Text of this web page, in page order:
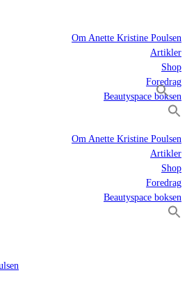
Om Anette Kristine Poulsen
Artikler
Shop
Foredrag
Beautyspace boksen
Om Anette Kristine Poulsen
Artikler
Shop
Foredrag
Beautyspace boksen